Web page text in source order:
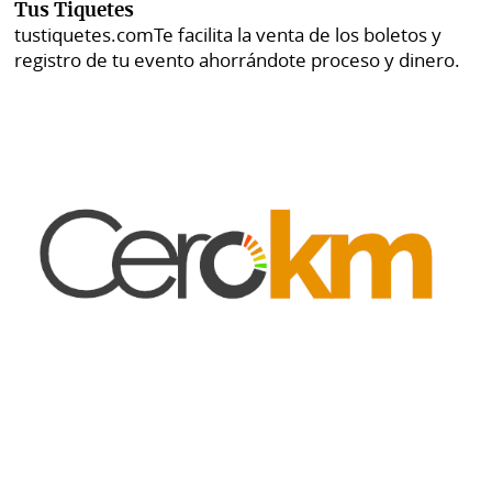
Tus Tiquetes
tustiquetes.comTe facilita la venta de los boletos y
registro de tu evento ahorrándote proceso y dinero.